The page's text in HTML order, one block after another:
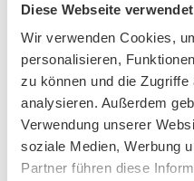
Diese Webseite
Wir verwenden Cookies,
personalisieren,
zu können und die
analysieren. Außerdem
Verwendung unserer
soziale Medien, Werbung
Partner führen diese
Offizielle Zertifizierung